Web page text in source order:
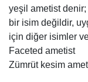
yeşil ametist
bir isim değildir,
için diğer isimler
Faceted ametist
Zümrüt kesim